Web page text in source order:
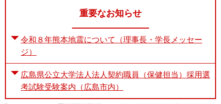
重要なお知らせ
令和８年熊本地震について（理事長・学長メッセー
ジ）
広島県公立大学法人法人契約職員（保健担当）採用選
考試験受験案内（広島市内）